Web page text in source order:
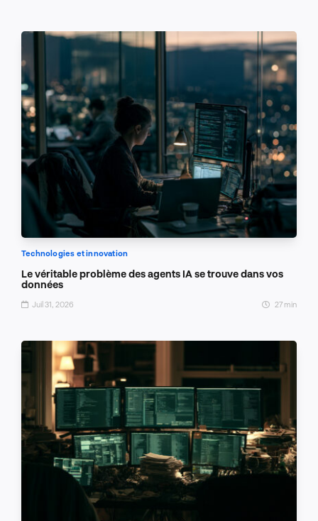
Technologies et innovation
Le véritable problème des agents IA se trouve dans vos
données
Juil 31, 2026 27 min